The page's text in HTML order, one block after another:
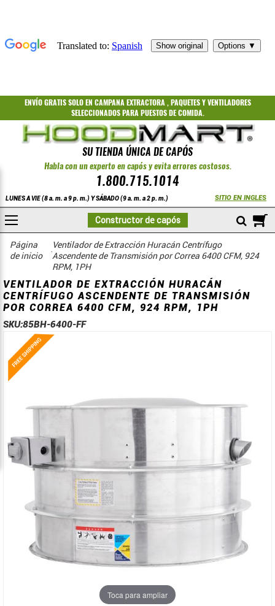
ENVÍO GRATISSOLO EN CAMPANA EXTRACTORA ,PAQUETESYVENTILADORES
SELECCIONADOS PARA PUESTOS DE COMIDA.
SU TIENDA ÚNICA DE CAPÓS
Habla con un experto en capós y evita errores costosos.
1.800.715.1014
LUNES A VIE (8 a. m. a 9 p. m.) Y SÁBADO (9 a. m. a 2 p. m.) SITIO EN INGLES
Constructor de capós
Página
de inicio
COMPRAR
Fans resistentes a huracanes
Ventiladores de extracción con transmisión por correa
Fase 1
Ventilador de Extracción Huracán Centrífugo
Ascendente de Transmisión por Correa 6400 CFM, 924
RPM, 1PH
VENTILADOR DE EXTRACCIÓN HURACÁN
CENTRÍFUGO ASCENDENTE DE TRANSMISIÓN
POR CORREA 6400 CFM, 924 RPM, 1PH
SKU:85BH-6400-FF
Saltar
al
final
imágenes
Saltar
al
comienzo
imágenes
Toca para ampliar